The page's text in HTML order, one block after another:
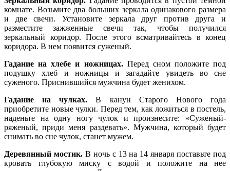
комнате. Возьмите два больших зеркала одинакового размера
и две свечи. Установите зеркала друг против друга и
разместите зажженные свечи так, чтобы получился
зеркальный коридор. После этого всматривайтесь в конец
коридора. В нем появится суженый.
Гадание на хлебе и ножницах.Перед сном положите под
подушку хлеб и ножницы и загадайте увидеть во сне
суженого. Приснившийся мужчина будет женихом.
Гадание на чулках. В канун Старого Нового года
приобретите новые чулки. Перед тем, как ложиться в постель,
наденьте на одну ногу чулок и произнесите: «Суженый-
ряженый, приди меня раздевать». Мужчина, который будет
снимать во сне чулок, станет мужем.
Деревянный мостик.В ночь с 13 на 14 января поставьте под
кровать глубокую миску с водой и положите на нее